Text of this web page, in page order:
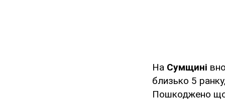
На Сумщині
близько 5
Пошкоджено